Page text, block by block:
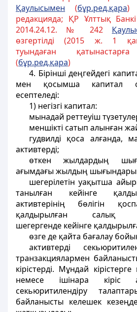
Қаулысымен (бұр.ред.қара)
редакцияда; ҚР Ұлттық
2014.24.12. № 242
өзгертілді (2015 ж. 1
туындаған
(бұр.ред.қара)
4. Бірінші деңгейдегі
мен қосымша капитал
есептеледі:
1) негізгі капитал:
мынадай реттеуіш
меншікті сатып алынған
гудвилді қоса алғанда,
активтерді;
өткен жылдардың
ағымдағы жылдың
шегерілетін уақытша
танылған кейінге
активтерінің бөлігін
қалдырылған салық
шегергенде кейінге
өзге де қайта бағалау
активтерді
транзакциялармен
кірістерді. Мұндай
немесе ішінара кіріс
секьюритилендіру
байланысты келешек